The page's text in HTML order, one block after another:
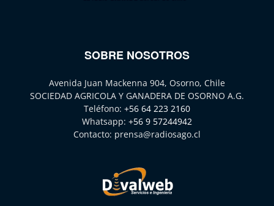
SOBRE NOSOTROS
Avenida Juan Mackenna 904, Osorno, Chile
SOCIEDAD AGRICOLA Y GANADERA DE OSORNO A.G.
Teléfono: +56 64 223 2160
Whatsapp: +56 9 57244942
Contacto: prensa@radiosago.cl